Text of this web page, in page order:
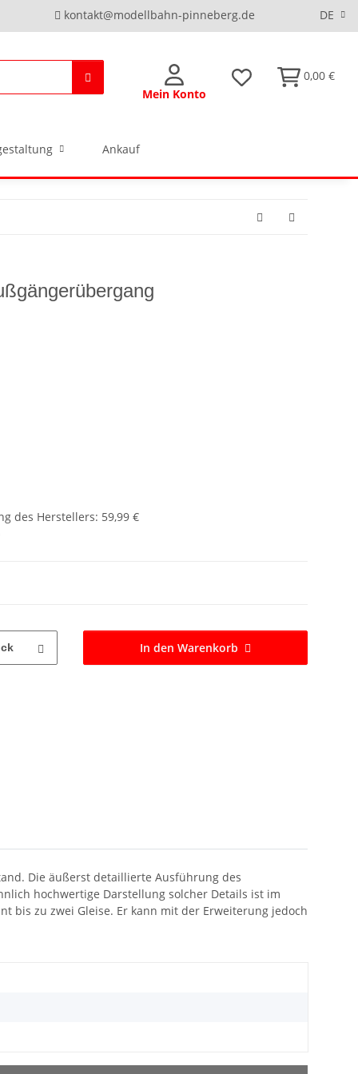
DE
kontakt@modellbahn-pinneberg.de
Mein Konto
0,00 €
Ankauf
des Herstellers: 59,99 €
In den Warenkorb
Die äußerst detaillierte Ausführung des
hochwertige Darstellung solcher Details ist im
bis zu zwei Gleise. Er kann mit der Erweiterung jedoch